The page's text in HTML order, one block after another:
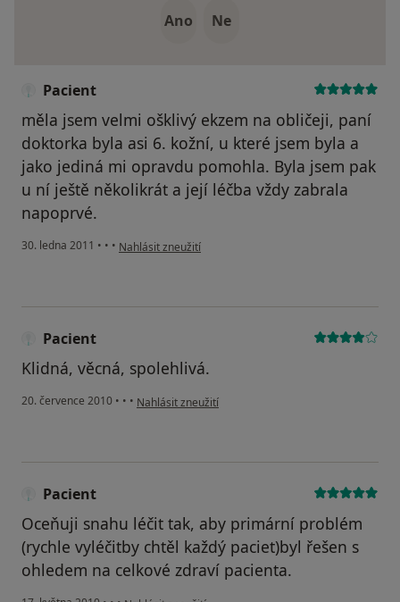
Ano Ne
Pacient
měla jsem velmi ošklivý ekzem na obličeji, paní
doktorka byla asi 6. kožní, u které jsem byla a
jako jediná mi opravdu pomohla. Byla jsem pak
u ní ještě několikrát a její léčba vždy zabrala
napoprvé.
30. ledna 2011 • • • podle názoru uživatele Pacient
Nahlásit zneužití
Pacient
Klidná, věcná, spolehlivá.
20. července 2010 • • • podle názoru uživatele Pacient
Nahlásit zneužití
Pacient
Oceňuji snahu léčit tak, aby primární problém
(rychle vyléčitby chtěl každý paciet)byl řešen s
ohledem na celkové zdraví pacienta.